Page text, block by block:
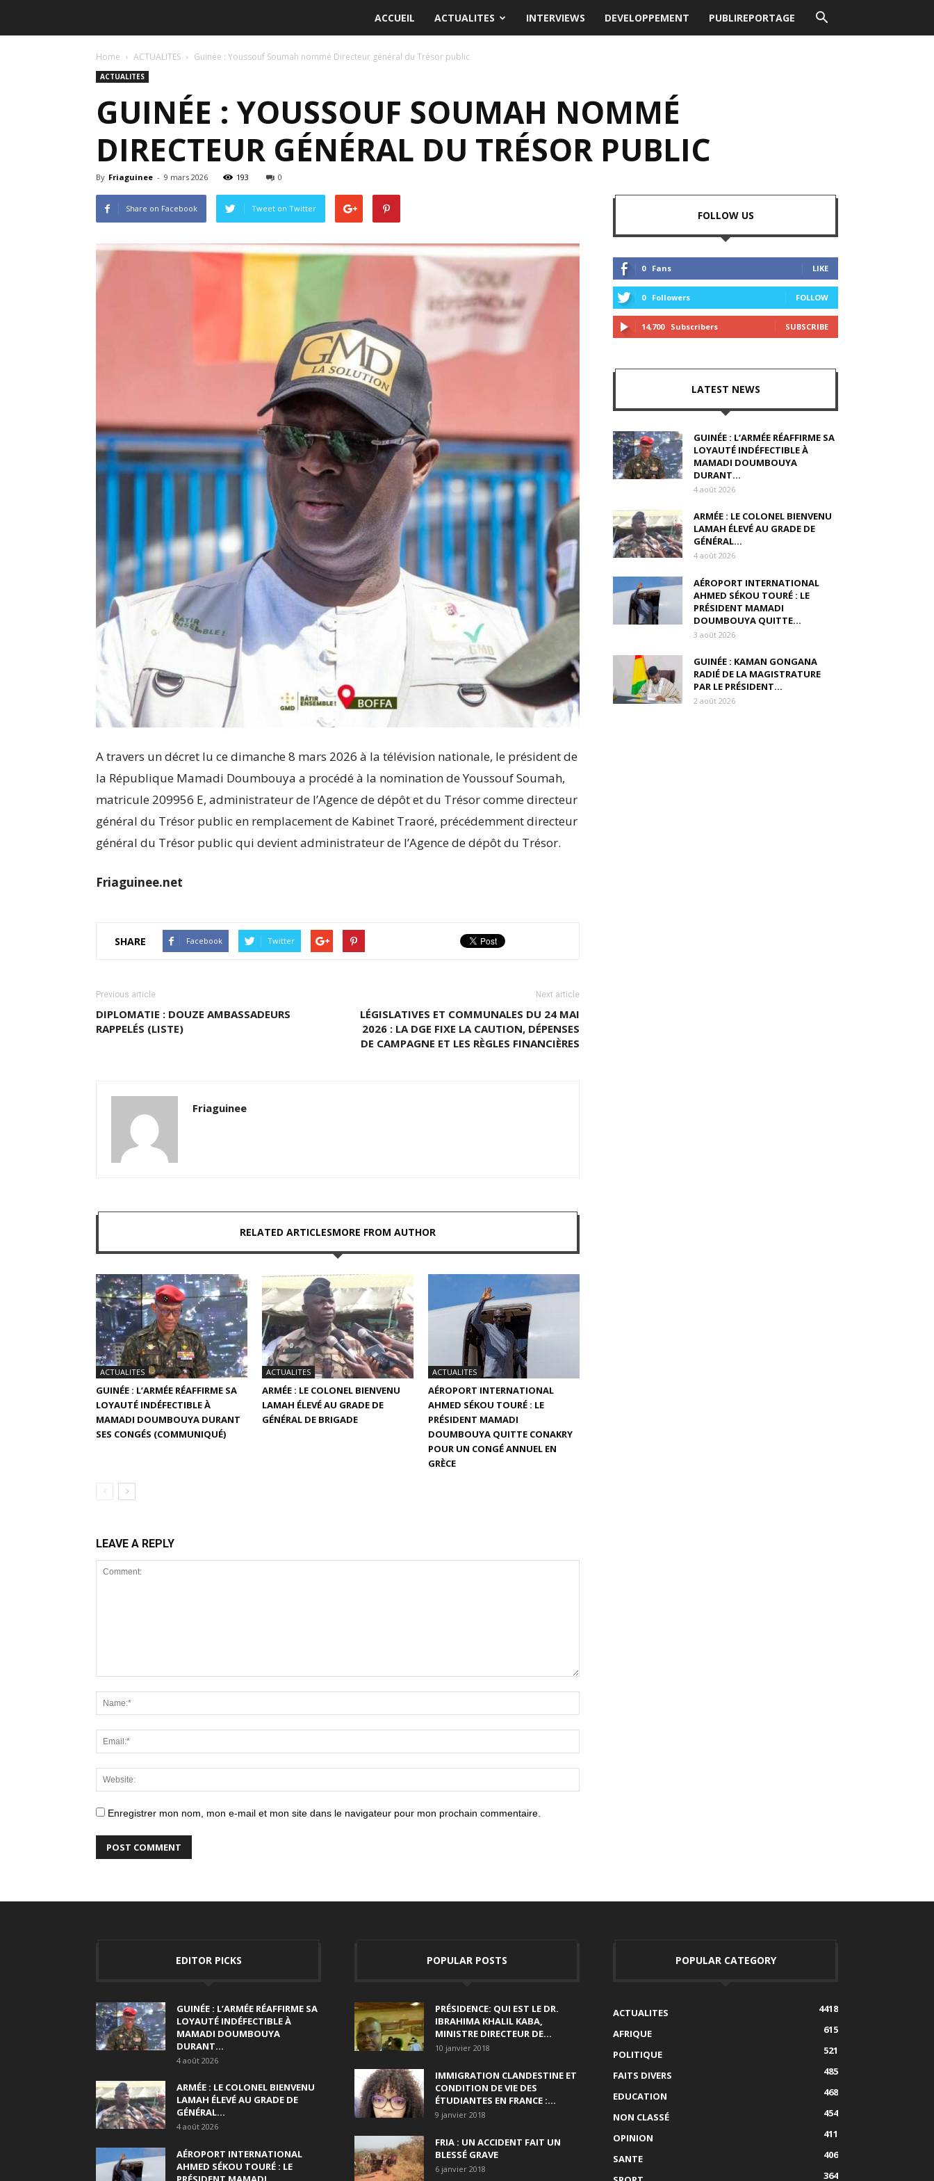
ACCUEIL ACTUALITES INTERVIEWS DEVELOPPEMENT PUBLIREPORTAGE
Home ACTUALITES Guinée : Youssouf Soumah nommé Directeur général du Trésor public
ACTUALITES
GUINÉE : YOUSSOUF SOUMAH NOMMÉ
DIRECTEUR GÉNÉRAL DU TRÉSOR PUBLIC
By Friaguinee - 9 mars 2026 193 0
Share on Facebook Tweet on Twitter
A travers un décret lu ce dimanche 8 mars 2026 à la télévision nationale, le président de
la République Mamadi Doumbouya a procédé à la nomination de Youssouf Soumah,
matricule 209956 E, administrateur de l’Agence de dépôt et du Trésor comme directeur
général du Trésor public en remplacement de Kabinet Traoré, précédemment directeur
général du Trésor public qui devient administrateur de l’Agence de dépôt du Trésor.
Friaguinee.net
SHARE Facebook Twitter
Previous article
DIPLOMATIE : DOUZE AMBASSADEURS
RAPPELÉS (LISTE)
Next article
LÉGISLATIVES ET COMMUNALES DU 24 MAI
2026 : LA DGE FIXE LA CAUTION, DÉPENSES
DE CAMPAGNE ET LES RÈGLES FINANCIÈRES
Friaguinee
RELATED ARTICLESMORE FROM AUTHOR
ACTUALITES
GUINÉE : L’ARMÉE RÉAFFIRME SA
LOYAUTÉ INDÉFECTIBLE À
MAMADI DOUMBOUYA DURANT
SES CONGÉS (COMMUNIQUÉ)
ACTUALITES
ARMÉE : LE COLONEL BIENVENU
LAMAH ÉLEVÉ AU GRADE DE
GÉNÉRAL DE BRIGADE
ACTUALITES
AÉROPORT INTERNATIONAL
AHMED SÉKOU TOURÉ : LE
PRÉSIDENT MAMADI
DOUMBOUYA QUITTE CONAKRY
POUR UN CONGÉ ANNUEL EN
GRÈCE
LEAVE A REPLY
Enregistrer mon nom, mon e-mail et mon site dans le navigateur pour mon prochain commentaire.
FOLLOW US
0 Fans LIKE
0 Followers FOLLOW
14,700 Subscribers SUBSCRIBE
LATEST NEWS
GUINÉE : L’ARMÉE RÉAFFIRME SA
LOYAUTÉ INDÉFECTIBLE À
MAMADI DOUMBOUYA
DURANT...
4 août 2026
ARMÉE : LE COLONEL BIENVENU
LAMAH ÉLEVÉ AU GRADE DE
GÉNÉRAL...
4 août 2026
AÉROPORT INTERNATIONAL
AHMED SÉKOU TOURÉ : LE
PRÉSIDENT MAMADI
DOUMBOUYA QUITTE...
3 août 2026
GUINÉE : KAMAN GONGANA
RADIÉ DE LA MAGISTRATURE
PAR LE PRÉSIDENT...
2 août 2026
EDITOR PICKS
GUINÉE : L’ARMÉE RÉAFFIRME SA
LOYAUTÉ INDÉFECTIBLE À
MAMADI DOUMBOUYA
DURANT...
4 août 2026
ARMÉE : LE COLONEL BIENVENU
LAMAH ÉLEVÉ AU GRADE DE
GÉNÉRAL...
4 août 2026
AÉROPORT INTERNATIONAL
AHMED SÉKOU TOURÉ : LE
POPULAR POSTS
PRÉSIDENCE: QUI EST LE DR.
IBRAHIMA KHALIL KABA,
MINISTRE DIRECTEUR DE...
10 janvier 2018
IMMIGRATION CLANDESTINE ET
CONDITION DE VIE DES
ÉTUDIANTES EN FRANCE :...
9 janvier 2018
FRIA : UN ACCIDENT FAIT UN
BLESSÉ GRAVE
6 janvier 2018
POPULAR CATEGORY
ACTUALITES
4418
AFRIQUE
615
POLITIQUE
521
FAITS DIVERS
485
EDUCATION
468
NON CLASSÉ
454
OPINION
411
SANTE
406
364